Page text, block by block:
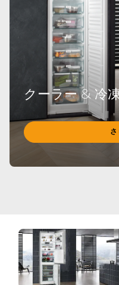
クーラー & 冷
さ